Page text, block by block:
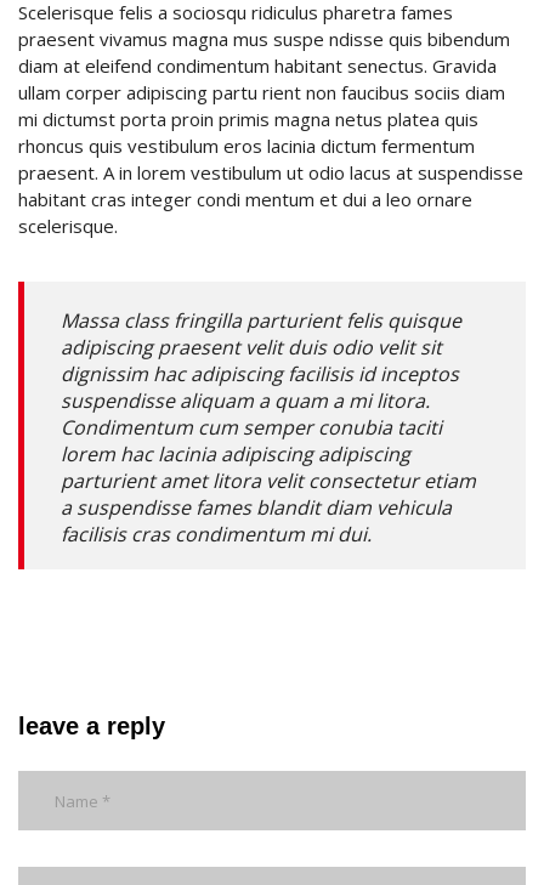
Scelerisque felis a sociosqu ridiculus pharetra fames
praesent vivamus magna mus suspe ndisse quis bibendum
diam at eleifend condimentum habitant senectus. Gravida
ullam corper adipiscing partu rient non faucibus sociis diam
mi dictumst porta proin primis magna netus platea quis
rhoncus quis vestibulum eros lacinia dictum fermentum
praesent. A in lorem vestibulum ut odio lacus at suspendisse
habitant cras integer condi mentum et dui a leo ornare
scelerisque.
Massa class fringilla parturient felis quisque
adipiscing praesent velit duis odio velit sit
dignissim hac adipiscing facilisis id inceptos
suspendisse aliquam a quam a mi litora.
Condimentum cum semper conubia taciti
lorem hac lacinia adipiscing adipiscing
parturient amet litora velit consectetur etiam
a suspendisse fames blandit diam vehicula
facilisis cras condimentum mi dui.
leave a reply